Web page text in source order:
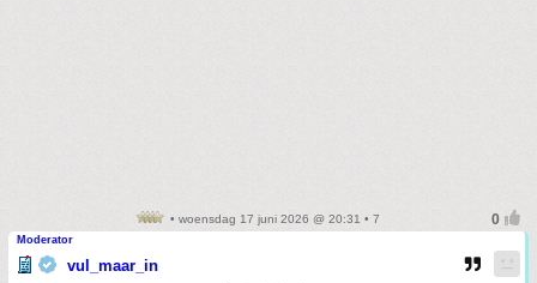
• woensdag 17 juni 2026 @ 20:31 • 7
Moderator
vul_maar_in